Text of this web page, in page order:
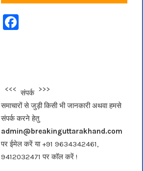
F
b
o
o
k
<<<
संपर्क
>>>
समाचारों से जुड़ी किसी भी जानकारी अथवा हमसे
संपर्क करने हेतु
admin@breakinguttarakhand.com
पर ईमेल करें या +91 9634342461,
9412032471 पर कॉल करें !